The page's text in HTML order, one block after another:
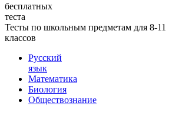
бесплатных
теста
Тесты по школьным предметам для 8-11
классов
Русский
язык
Математика
Биология
Обществознание